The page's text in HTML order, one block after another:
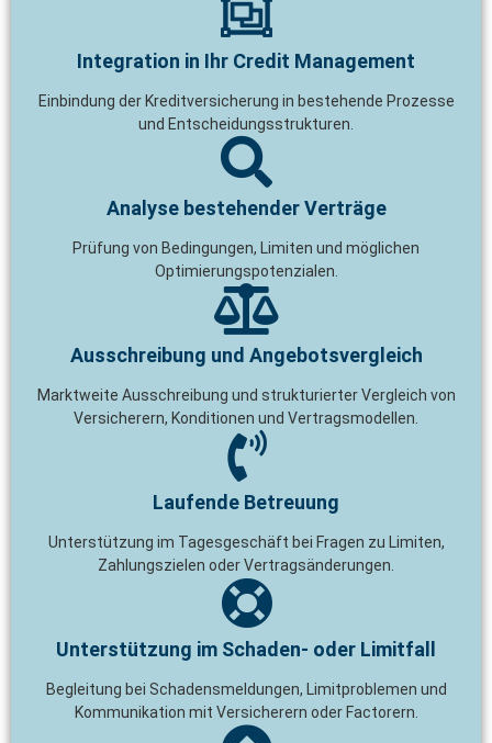
Integration in Ihr Credit Management
Einbindung der Kreditversicherung in bestehende Prozesse
und Entscheidungsstrukturen.
Analyse bestehender Verträge
Prüfung von Bedingungen, Limiten und möglichen
Optimierungspotenzialen.
Ausschreibung und Angebotsvergleich
Marktweite Ausschreibung und strukturierter Vergleich von
Versicherern, Konditionen und Vertragsmodellen.
Laufende Betreuung
Unterstützung im Tagesgeschäft bei Fragen zu Limiten,
Zahlungszielen oder Vertragsänderungen.
Unterstützung im Schaden- oder Limitfall
Begleitung bei Schadensmeldungen, Limitproblemen und
Kommunikation mit Versicherern oder Factorern.